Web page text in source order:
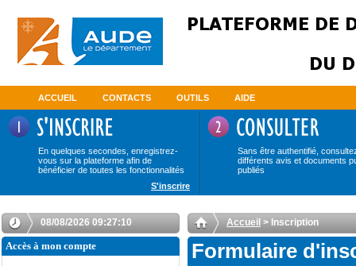
ACCUEIL CONTACTS OUTILS AIDE
En quelques secondes, enregistrez-
vous sur la plateforme afin de
bénéficier de toutes les fonctionnalités
Sans être authentifié,
différents avis et documents
publiés
S'inscrire
08/08/2026 09:27:10
Accès à mon compte
Accueil > Inscription
Formulaire